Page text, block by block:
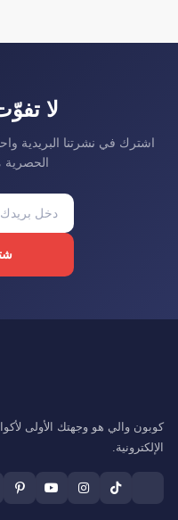
لا
اشترك في نشرتنا البريدية
كوبون والي هو وجهتك الأولى
الإلكترونية.